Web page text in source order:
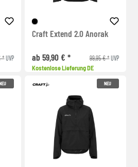
*UVP
Craft Extend 2.0 Anorak
ab 59,90 € * 99,95 € *UVP
Kostenlose Lieferung DE
NEU